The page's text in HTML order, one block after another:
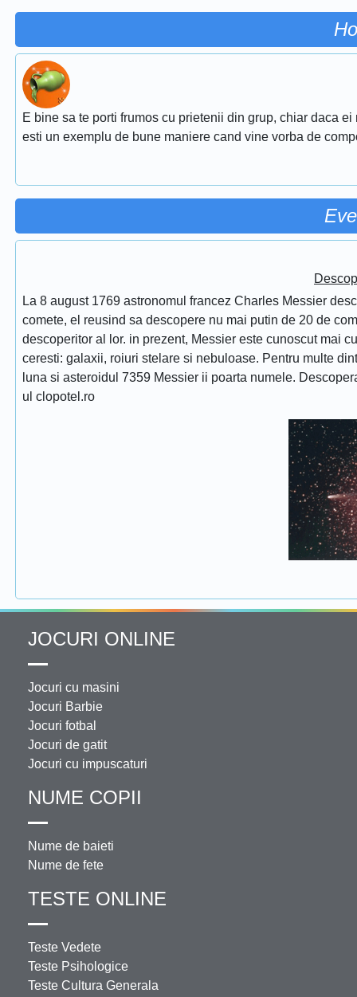
E bine sa te porti frumos cu prietenii din grup, chiar daca
esti un exemplu de bune maniere cand vine vorba de
La 8 august 1769 astronomul francez Charles Messier
comete, el reusind sa descopere nu mai putin de 20 de
descoperitor al lor. in prezent, Messier este cunoscut mai
ceresti: galaxii, roiuri stelare si nebuloase. Pentru multe
luna si asteroidul 7359 Messier ii poarta numele.
ul clopotel.ro
JOCURI ONLINE
Jocuri cu masini
Jocuri Barbie
Jocuri fotbal
Jocuri de gatit
Jocuri cu impuscaturi
NUME COPII
Nume de baieti
Nume de fete
TESTE ONLINE
Teste Vedete
Teste Psihologice
Teste Cultura Generala